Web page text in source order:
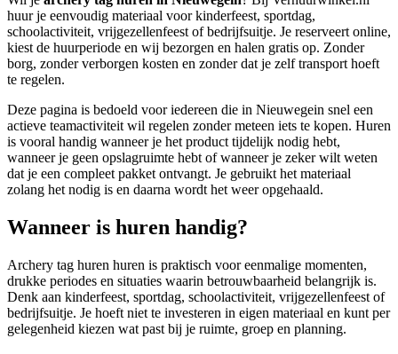
huur je eenvoudig materiaal voor kinderfeest, sportdag,
schoolactiviteit, vrijgezellenfeest of bedrijfsuitje. Je reserveert online,
kiest de huurperiode en wij bezorgen en halen gratis op. Zonder
borg, zonder verborgen kosten en zonder dat je zelf transport hoeft
te regelen.
Deze pagina is bedoeld voor iedereen die in Nieuwegein snel een
actieve teamactiviteit wil regelen zonder meteen iets te kopen. Huren
is vooral handig wanneer je het product tijdelijk nodig hebt,
wanneer je geen opslagruimte hebt of wanneer je zeker wilt weten
dat je een compleet pakket ontvangt. Je gebruikt het materiaal
zolang het nodig is en daarna wordt het weer opgehaald.
Wanneer is huren handig?
Archery tag huren huren is praktisch voor eenmalige momenten,
drukke periodes en situaties waarin betrouwbaarheid belangrijk is.
Denk aan kinderfeest, sportdag, schoolactiviteit, vrijgezellenfeest of
bedrijfsuitje. Je hoeft niet te investeren in eigen materiaal en kunt per
gelegenheid kiezen wat past bij je ruimte, groep en planning.